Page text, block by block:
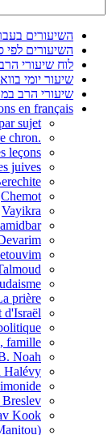
השיעורים
השיעורים
לוח שיעורי
שיעור יומי
שיעורי הרב
en français
sujet
.Leçons par ordre chron
leçons
juives
Chemot
Vayikra
prière
d'Israël
famille
Noah
Halévy
Kook
(Rav Askenazi (Manitou